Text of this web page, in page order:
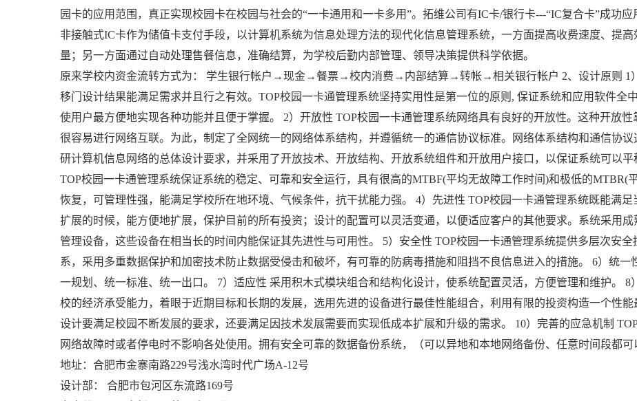
园卡的应用范围，真正实现校园卡在校园与社会的“一卡通用和一卡多用”。拓维公司有IC卡/银行卡---“IC复合卡”成功
非接触式IC卡作为储值卡支付手段，以计算机系统为信息处理方法的现代化信息管理系统，一方面提高收费速度、提
量；另一方面通过自动处理售餐信息，准确结算，为学校后勤内部管理、领导决策提供科学依据。
原来学校内资金流转方式为： 学生银行帐户→现金→餐票→校内消费→内部结算→转帐→相关银行帐户 2、设计原则 1）
移门 设计结果能满足需求并且行之有效。TOP校园一卡通管理系统坚持实用性是第一位的原则, 保证系统和应用软件全
使用户最方便地实现各种功能并且便于掌握。 2）开放性 TOP校园一卡通管理系统网络具有良好的开放性。这种开放
很容易进行网络互联。为此，制定了全网统一的网络体系结构，并遵循统一的通信协议标准。网络体系结构和通信协
研计算机信息网络的总体设计要求，并采用了开放技术、开放结构、开放系统组件和开放用户接口，以保证系统可以
TOP校园一卡通管理系统保证系统的稳定、可靠和安全运行，具有很高的MTBF(平均无故障工作时间)和极低的MTBR(
恢复，可管理性强，能满足学校所在地环境、气候条件，抗干扰能力强。 4）先进性 TOP校园一卡通管理系统既能满
扩展的时候，能方便地扩展，保护目前的所有投资；设计的配置可以灵活变通，以便适应客户的其他要求。系统采用
管理设备，这些设备在相当长的时间内能保证其先进性与可用性。 5）安全性 TOP校园一卡通管理系统提供多层次安全
系，采用多重数据保护和加密技术防止数据受侵击和破坏，有可靠的防病毒措施和阻挡不良信息进入的措施。 6）统
一规划、统一标准、统一出口。 7）适应性 采用积木式模块组合和结构化设计，使系统配置灵活，方便管理和维护。
校的经济承受能力，着眼于近期目标和长期的发展，选用先进的设备进行最佳性能组合，利用有限的投资构造一个性
设计要满足校园不断发展的要求，还要满足因技术发展需要而实现低成本扩展和升级的需求。 10）完善的应急机制
网络故障时或者停电时不影响各处使用。拥有安全可靠的数据备份系统，（可以异地和本地网络备份、任意时间段都可
地址：合肥市金寨南路229号浅水湾时代广场A-12号
设计部： 合肥市包河区东流路169号